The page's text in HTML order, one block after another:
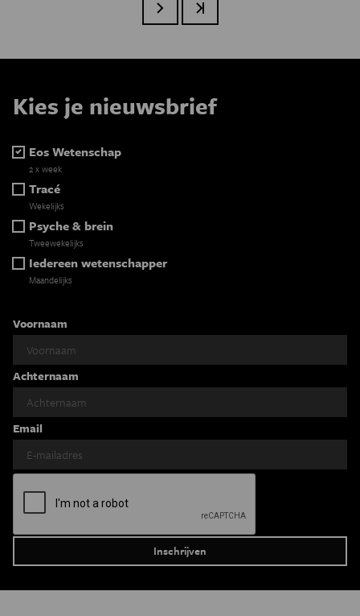
Volgende paginaLaatste pagina
Kies je nieuwsbrief
Eos Wetenschap
2 x week
Tracé
Wekelijks
Psyche & brein
Tweewekelijks
Iedereen wetenschapper
Maandelijks
Voornaam
Achternaam
Email